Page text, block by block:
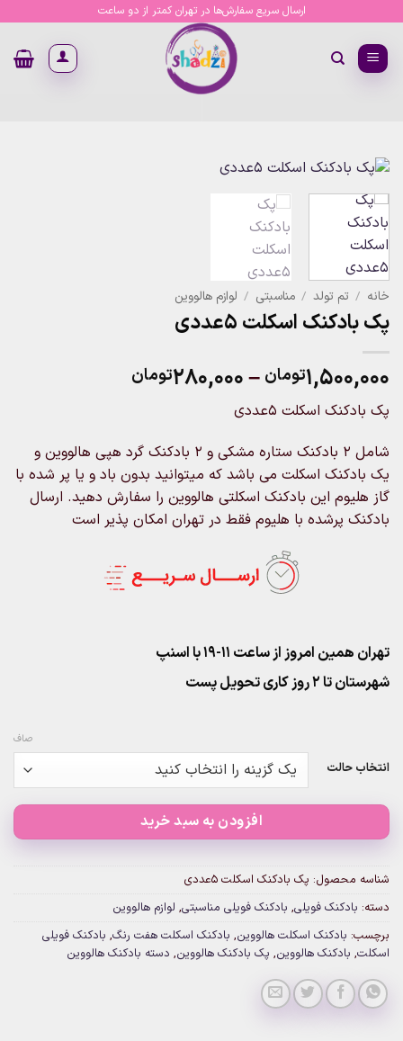
content
ارسال سریع سفارش‌ها در تهران کمتر از دو ساعت
خانه / تم تولد / مناسبتی / لوازم هالووین
پک بادکنک اسکلت 5عددی
۱,۵۰۰,۰۰۰تومان –۲۸۰,۰۰۰تومان
through
۱,۵۰۰,۰۰۰تومان
پک بادکنک اسکلت 5عددی
شامل 2 بادکنک ستاره مشکی و 2 بادکنک گرد هپی هالووین و
یک بادکنک اسکلت می باشد که میتوانید بدون باد و یا پر شده با
گاز هلیوم این بادکنک اسکلتی هالووین را سفارش دهید. ارسال
بادکنک پرشده با هلیوم فقط در تهران امکان پذیر است
تهران همین امروز از ساعت ۱۱-۱۹ با اسنپ
شهرستان تا 2 روز کاری تحویل پست
انتخاب حالت
صاف
افزودن به سبد خرید
شناسه محصول: پک بادکنک اسکلت 5عددی
دسته: بادکنک فویلی, بادکنک فویلی مناسبتی, لوازم هالووین
برچسب: بادکنک اسکلت هالووین, بادکنک اسکلت هفت رنگ, بادکنک فویلی
اسکلت, بادکنک هالووین, پک بادکنک هالووین, دسته بادکنک هالووین